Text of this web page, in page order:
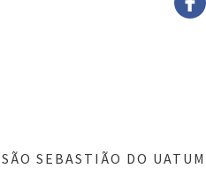
SEBASTIÃO DO